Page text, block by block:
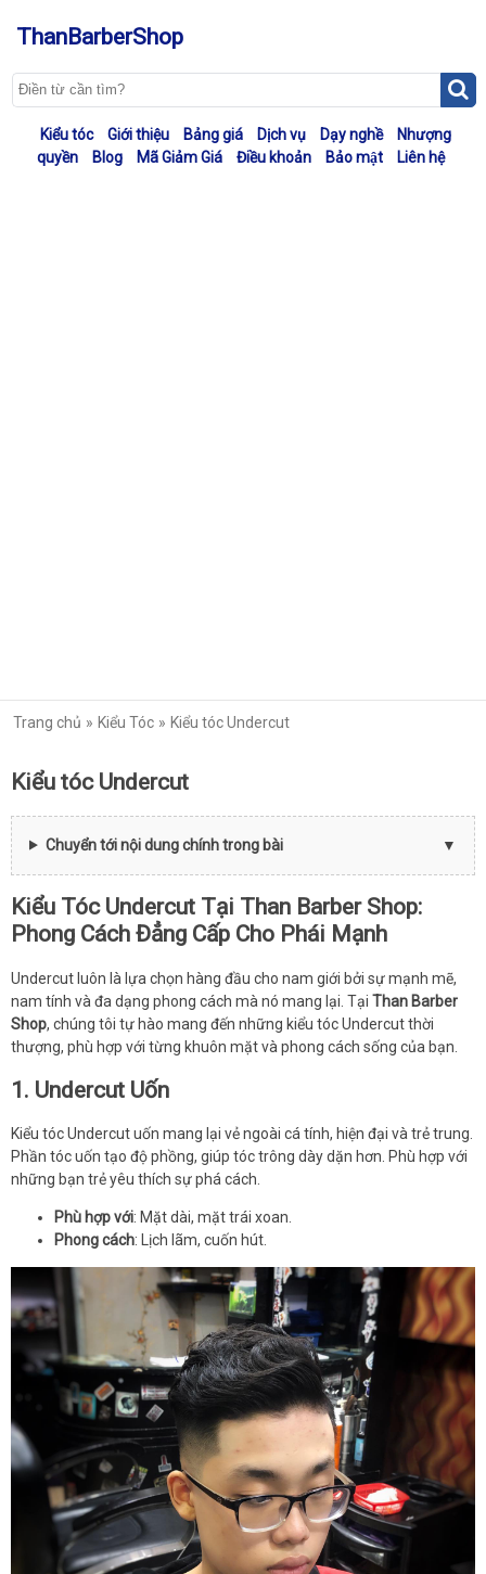
ThanBarberShop
Kiểu tóc Giới thiệu Bảng giá Dịch vụ Dạy nghề
Nhượng
quyền
Blog Mã Giảm Giá Điều khoản Bảo mật Liên hệ
Trang chủ Kiểu Tóc Kiểu tóc Undercut
Kiểu tóc Undercut
Chuyển tới nội dung chính trong bài
Kiểu Tóc Undercut Tại Than Barber Shop:
Phong Cách Đẳng Cấp Cho Phái Mạnh
Undercut luôn là lựa chọn hàng đầu cho nam giới bởi sự mạnh mẽ,
nam tính và đa dạng phong cách mà nó mang lại. Tại Than Barber
Shop, chúng tôi tự hào mang đến những kiểu tóc Undercut thời
thượng, phù hợp với từng khuôn mặt và phong cách sống của bạn.
1. Undercut Uốn
Kiểu tóc Undercut uốn mang lại vẻ ngoài cá tính, hiện đại và trẻ trung.
Phần tóc uốn tạo độ phồng, giúp tóc trông dày dặn hơn. Phù hợp với
những bạn trẻ yêu thích sự phá cách.
Phù hợp với: Mặt dài, mặt trái xoan.
Phong cách: Lịch lãm, cuốn hút.